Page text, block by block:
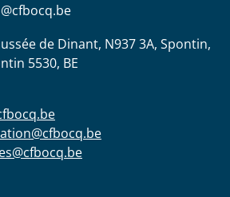
de Dinant, N937 3A, Spontin,
5530, BE